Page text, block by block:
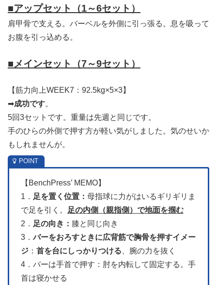
■アップセット（1～6セット）
肩甲骨で支える。バーベルを外側に引っ張る。息を吸って
お腹を引っ込める。
■メインセット（7～9セット）
【筋力向上WEEK7：92.5kg×5×3】
➡成功です。
5回3セットです。重量は先週と同じです。
手のひらの外側で押す方が軽い気がしました。気のせいか
もしれませんが。
【BenchPress’ MEMO】
1． 足を置く位置： 母指球に力がはいるギリギリま
で足を引く。
足の内側（親指側）で地面を掴む
2． 足の向き： 膝と同じ向き
3．バーをおろすときに広背筋で胸骨を押すイメー
ジ ： 首を台にしっかりつける 、腕の力を抜く
4．バーは手首で押す：肘を内転して固定する。手
首は寝かせる